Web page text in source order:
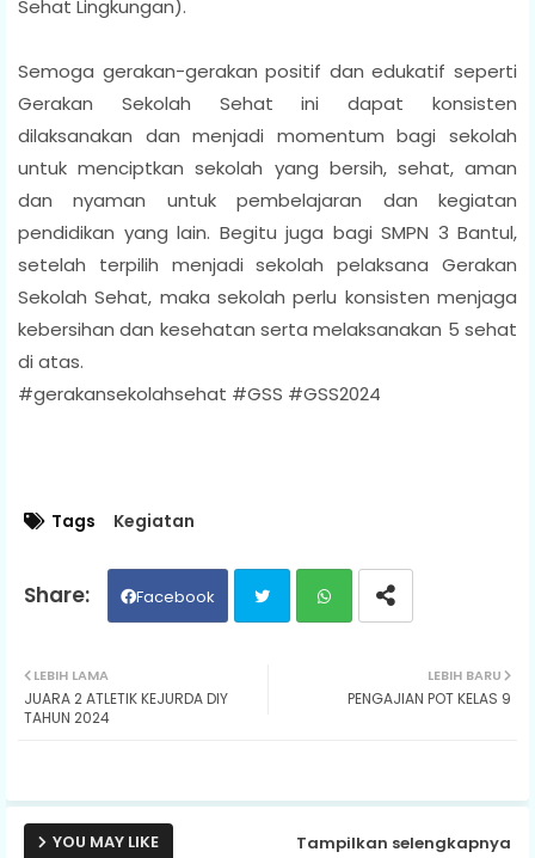
Sehat Lingkungan).
Semoga gerakan-gerakan positif dan edukatif seperti
Gerakan Sekolah Sehat ini dapat konsisten
dilaksanakan dan menjadi momentum bagi sekolah
untuk menciptkan sekolah yang bersih, sehat, aman
dan nyaman untuk pembelajaran dan kegiatan
pendidikan yang lain. Begitu juga bagi SMPN 3 Bantul,
setelah terpilih menjadi sekolah pelaksana Gerakan
Sekolah Sehat, maka sekolah perlu konsisten menjaga
kebersihan dan kesehatan serta melaksanakan 5 sehat
di atas.
#gerakansekolahsehat #GSS #GSS2024
Tags Kegiatan
Facebook
p
LEBIH BARU
PENGAJIAN POT KELAS 9
LEBIH LAMA
JUARA 2 ATLETIK KEJURDA DIY
TAHUN 2024
YOU MAY LIKE Tampilkan selengkapnya